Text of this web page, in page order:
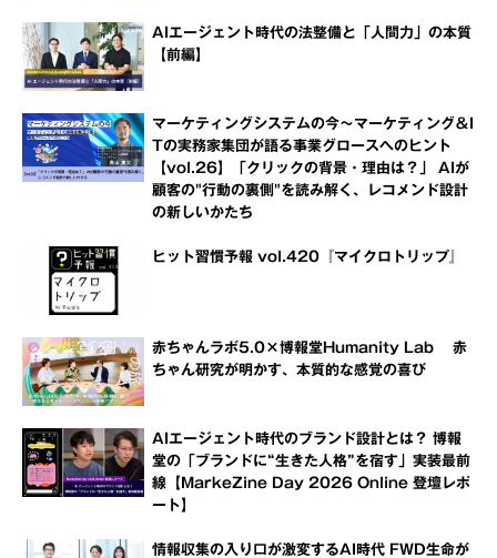
AIエージェント時代の法整備と「人間力」の本質
【前編】
マーケティングシステムの今～マーケティング＆I
Tの実務家集団が語る事業グロースへのヒント
【vol.26】「クリックの背景・理由は？」 AIが
顧客の"行動の裏側"を読み解く、レコメンド設計
の新しいかたち
ヒット習慣予報 vol.420『マイクロトリップ』
赤ちゃんラボ5.0×博報堂Humanity Lab 赤
ちゃん研究が明かす、本質的な感覚の喜び
AIエージェント時代のブランド設計とは？ 博報
堂の「ブランドに“生きた人格”を宿す」実装最前
線【MarkeZine Day 2026 Online 登壇レポ
ート】
情報収集の入り口が激変するAI時代 FWD生命が